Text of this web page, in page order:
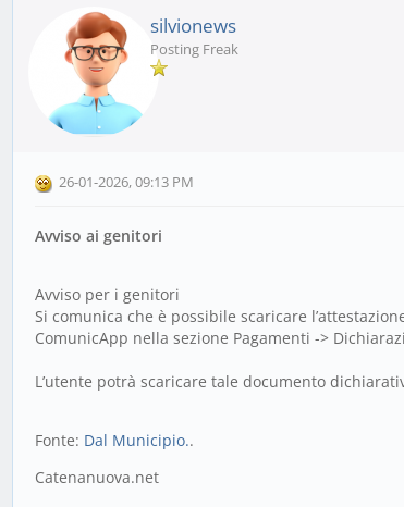
silvionews
Posting Freak
26-01-2026, 09:13 PM
Avviso ai genitori
Avviso per i genitori
Si comunica che è possibile scaricare
ComunicApp nella sezione Pagamenti ->
L’utente potrà scaricare tale documento
Fonte: Dal Municipio..
Catenanuova.net